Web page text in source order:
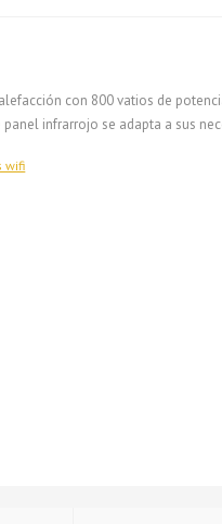
con 800 vatios de
infrarrojo se adapta a sus
wifi